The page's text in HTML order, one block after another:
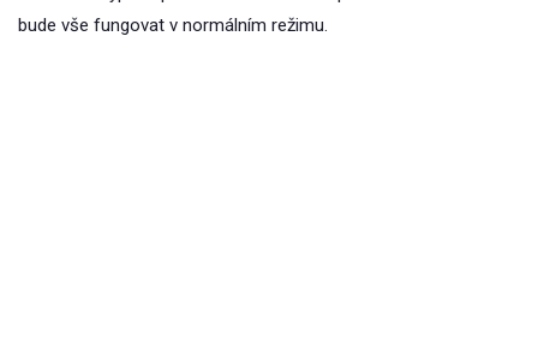
bude vše fungovat v normálním režimu.